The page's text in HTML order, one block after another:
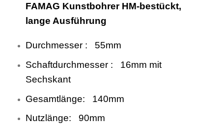
FAMAG Kunstbohrer HM-bestückt,
lange Ausführung
Durchmesser : 55mm
Schaftdurchmesser : 16mm mit
Sechskant
Gesamtlänge: 140mm
Nutzlänge: 90mm